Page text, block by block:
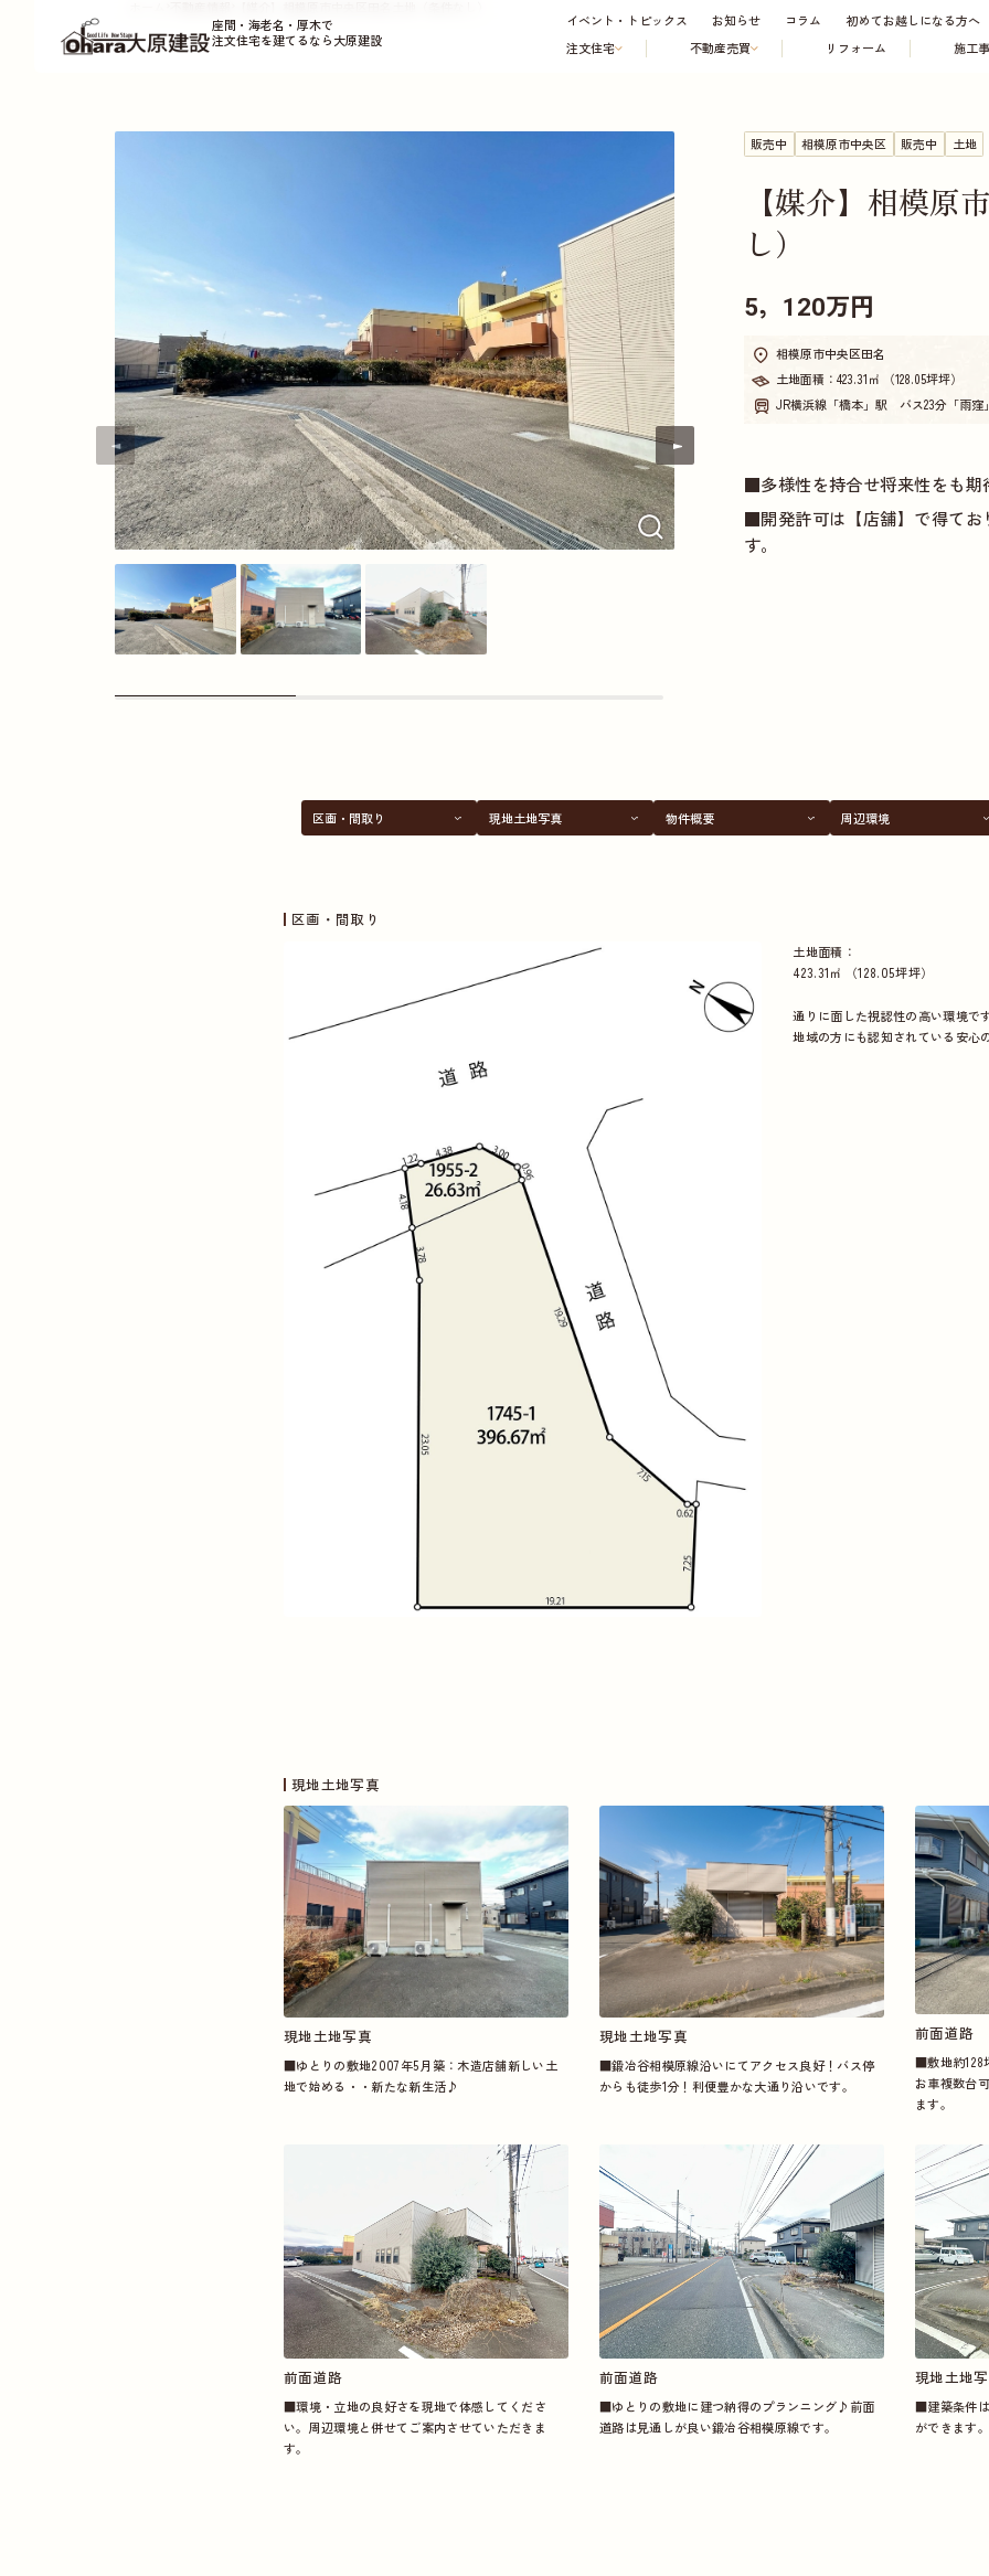
座間・海老名・厚木で
注文住宅を建てるなら大原建設
注文住宅 不動産売買 リフォーム 施工
イベント・トピックス お知らせ コラム 初めてお越しになる方へ
販売中 相模原市中央区 販売中 土地
【媒介】相模原
し）
5，120万円
相模原市中央区田名
土地面積：423.31㎡ （128.05坪坪）
JR横浜線「橋本」駅 バス23分「雨窪
■多様性を持合せ将来性をも期
■開発許可は【店舗】で得てお
す。
区画・間取り 現地土地写真 物件概要 周辺環境
区画・間取り
土地面積：
423.31㎡ （128.05坪坪）
通りに面した視認性の高い環境です
地域の方にも認知されている安心
現地土地写真
現地土地写真
■ゆとりの敷地2007年5月築：木造店舗新しい土
地で始める・・新たな新生活♪
現地土地写真
■鍛冶谷相模原線沿いにてアクセス良好！バス停
からも徒歩1分！利便豊かな大通り沿いです。
前面道路
■敷地約128
お車複数台
ます。
前面道路
■環境・立地の良好さを現地で体感してくださ
い。 周辺環境と併せてご案内させていただきま
す。
前面道路
■ゆとりの敷地に建つ納得のプランニング♪前面
道路は見通しが良い鍛冶谷相模原線です。
現地土地
■建築条件
ができます。